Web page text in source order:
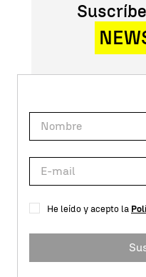
He leído y acepto la